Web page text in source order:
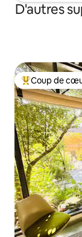
D'autres
Coup de cœur
Coup de